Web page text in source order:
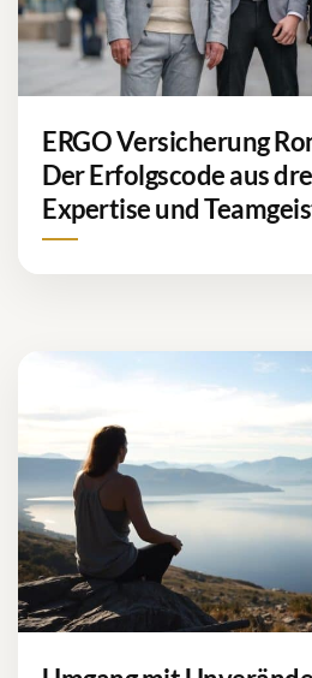
ERGO Versicherung
Der Erfolgscode aus
Expertise und